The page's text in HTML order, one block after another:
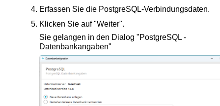
Erfassen Sie die PostgreSQL-Verbindungsdaten.
Klicken Sie auf "Weiter".
Sie gelangen in den Dialog "PostgreSQL -
Datenbankangaben"